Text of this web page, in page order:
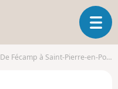
O
u
v
De Fécamp à Saint-Pierre-en-Port par le GR®21